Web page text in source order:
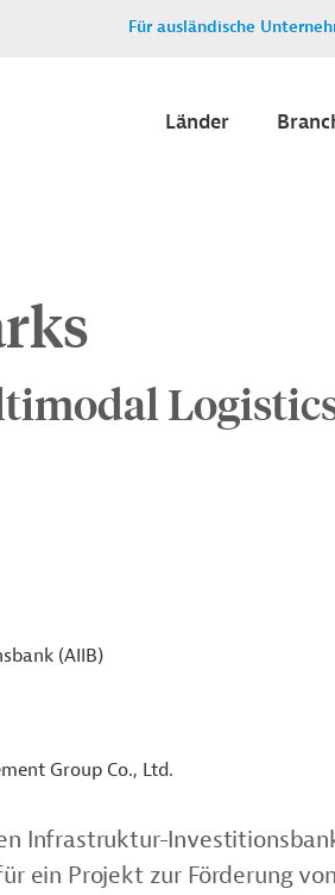
Für ausländische
Länder
(AIIB)
Group Co., Ltd.
Infrastruktur-
ein Projekt zur Förderung von